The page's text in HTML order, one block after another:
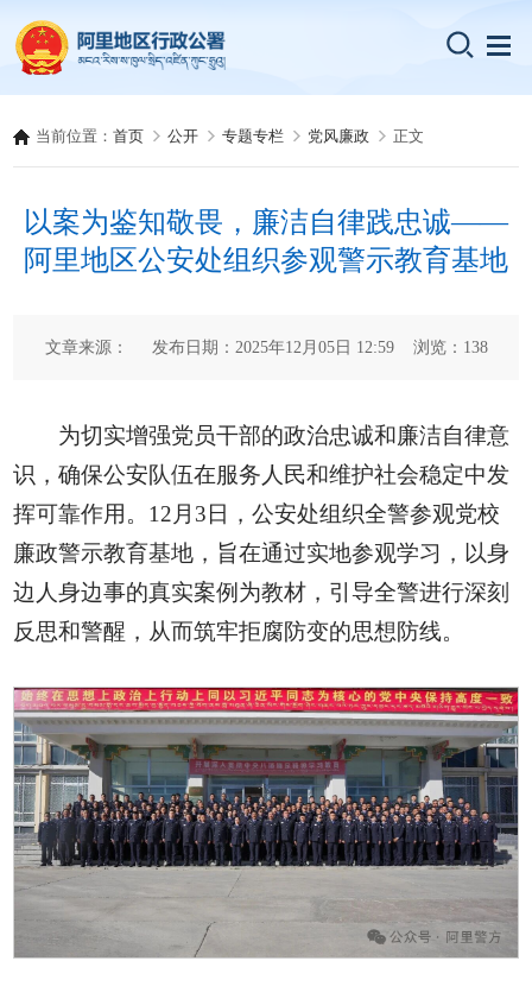
当前位置：首页 公开 专题专栏 党风廉政 正文
以案为鉴知敬畏，廉洁自律践忠诚——
阿里地区公安处组织参观警示教育基地
文章来源： 发布日期：2025年12月05日 12:59 浏览： 138
为切实增强党员干部的政治忠诚和廉洁自律意
识，确保公安队伍在服务人民和维护社会稳定中发
挥可靠作用。12月3日，公安处组织全警参观党校
廉政警示教育基地，旨在通过实地参观学习，以身
边人身边事的真实案例为教材，引导全警进行深刻
反思和警醒，从而筑牢拒腐防变的思想防线。